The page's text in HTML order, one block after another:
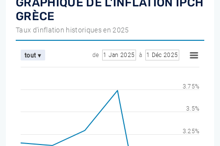
GRÈCE
Taux d'inflation historiques en 2025
tout ▾ de 1 Jan 2025 à 1 Déc 2025
3.25%
3.5%
3.75%